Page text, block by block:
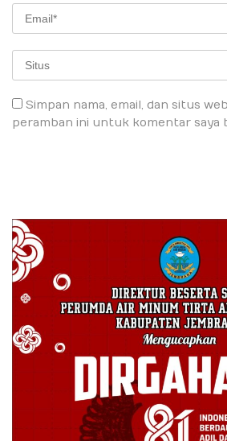
Simpan nama, email, dan situs
peramban ini untuk komentar saya